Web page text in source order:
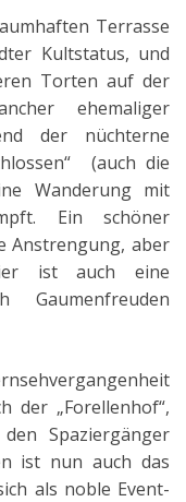
Terrasse
Kultstatus, und
Torten auf der
ehemaliger
der nüchterne
(auch die
Wanderung mit
Ein schöner
Anstrengung, aber
ist auch eine
der „Forellenhof“,
Spaziergänger
ist nun auch das
als noble Event-